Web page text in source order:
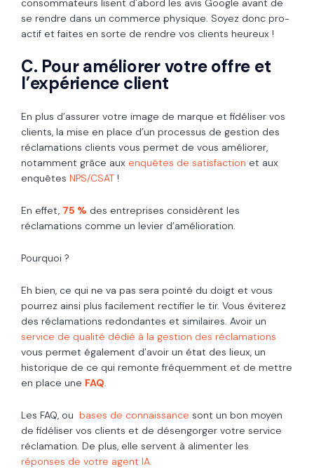
consommateurs lisent d'abord les avis Google avant de
se rendre dans un commerce physique. Soyez donc pro-
actif et faites en sorte de rendre vos clients heureux !
C. Pour améliorer votre offre et
l’expérience client
En plus d’assurer votre image de marque et fidéliser vos
clients, la mise en place d’un processus de gestion des
réclamations clients vous permet de vous améliorer,
notamment grâce aux enquêtes de satisfaction et aux
enquêtes NPS/CSAT !
En effet, 75 % des entreprises considèrent les
réclamations comme un levier d’amélioration.
Pourquoi ?
Eh bien, ce qui ne va pas sera pointé du doigt et vous
pourrez ainsi plus facilement rectifier le tir. Vous éviterez
des réclamations redondantes et similaires. Avoir un
service de qualité dédié à la gestion des réclamations
vous permet également d’avoir un état des lieux, un
historique de ce qui remonte fréquemment et de mettre
en place une FAQ.
Les FAQ, ou bases de connaissance sont un bon moyen
de fidéliser vos clients et de désengorger votre service
réclamation. De plus, elle servent à alimenter les
réponses de votre agent IA.